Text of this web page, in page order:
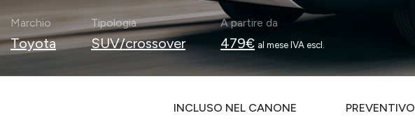
Marchio
Toyota
Tipologia
SUV/crossover
A partire da
479€ al mese IVA escl.
INCLUSO NEL CANONE PREVENTIVO